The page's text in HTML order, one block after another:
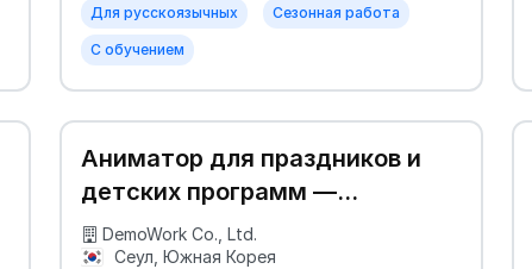
Для русскоязычных Сезонная работа
С обучением
Аниматор для праздников и
детских программ —
частичная занятость
DemoWork Co., Ltd.
Сеул, Южная Корея